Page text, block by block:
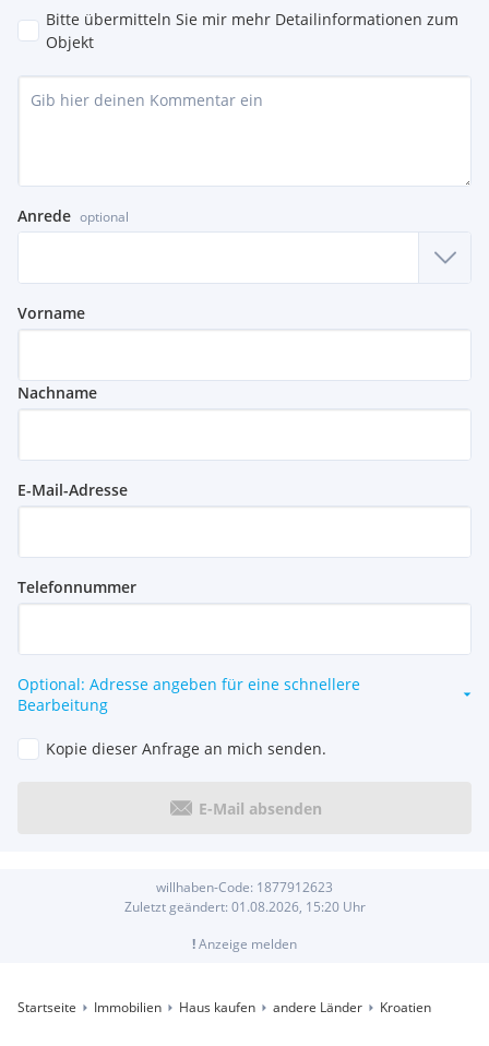
Bitte übermitteln Sie mir mehr Detailinformationen zum
Objekt
Anrede optional
Vorname
Nachname
E-Mail-Adresse
Telefonnummer
Optional: Adresse angeben für eine schnellere
Bearbeitung
Kopie dieser Anfrage an mich senden.
E-Mail absenden
willhaben-Code: 1877912623
Zuletzt geändert: 01.08.2026, 15:20Uhr
!Anzeige melden
Startseite Immobilien Haus kaufen andere Länder Kroatien